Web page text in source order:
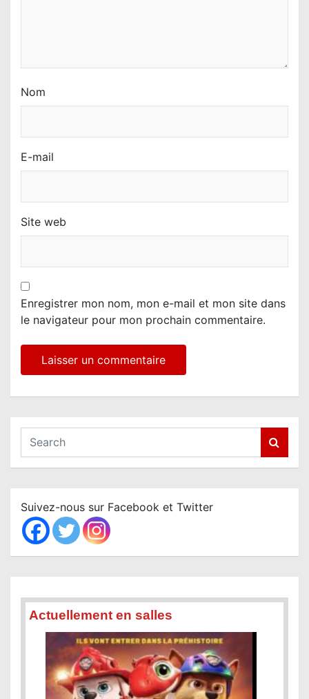
Nom
E-mail
Site web
Enregistrer mon nom, mon e-mail et mon site dans
le navigateur pour mon prochain commentaire.
a
c
h
Suivez-nous sur Facebook et Twitter
Actuellement en salles